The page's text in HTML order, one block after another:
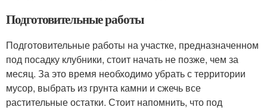
Подготовительные работы
Подготовительные работы на участке, предназначенном
под посадку клубники, стоит начать не позже, чем за
месяц. За это время необходимо убрать с территории
мусор, выбрать из грунта камни и сжечь все
растительные остатки. Стоит напомнить, что под